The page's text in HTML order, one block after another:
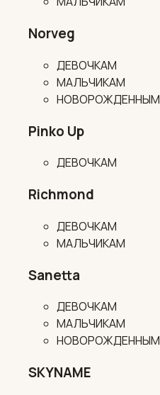
Norveg
ДЕВОЧКАМ
МАЛЬЧИКАМ
НОВОРОЖДЕННЫМ
Pinko Up
ДЕВОЧКАМ
Richmond
ДЕВОЧКАМ
МАЛЬЧИКАМ
Sanetta
ДЕВОЧКАМ
МАЛЬЧИКАМ
НОВОРОЖДЕННЫМ
SKYNAME